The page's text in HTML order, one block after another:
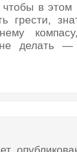
чтобы в
грести,
делать —